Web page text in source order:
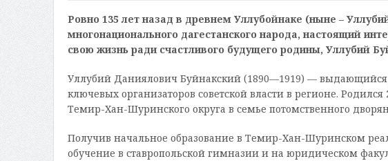
Ровно 135 лет назад в древнем Уллубойнаке (ныне –
многонационального дагестанского народа, настоящий
свою жизнь ради счастливого будущего родины, Уллубий
Уллубий Даниялович Буйнакский (1890—1919) —
ключевых организаторов советской власти в регионе.
Темир-Хан-Шуринского округа в семье потомственного
Получив начальное образование в Темир-Хан-Шуринском
обучение в ставропольской гимназии и на юридическом